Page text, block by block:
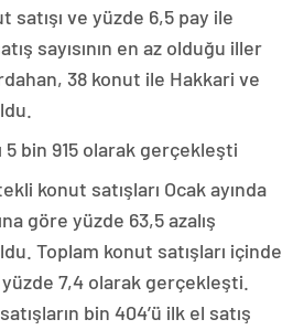
satışı ve yüzde 6,5 pay ile
sayısının en az olduğu iller
38 konut ile Hakkari ve
bin 915 olarak gerçekleşti
konut satışları Ocak ayında
göre yüzde 63,5 azalış
Toplam konut satışları içinde
yüzde 7,4 olarak gerçekleşti.
bin 404’ü ilk el satış